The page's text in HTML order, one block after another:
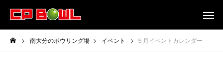
南大分のボウリング場 イベント ５月イベントカレンダー